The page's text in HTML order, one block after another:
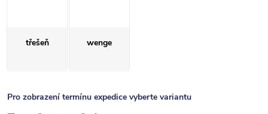
třešeň wenge
Pro zobrazení termínu expedice vyberte variantu